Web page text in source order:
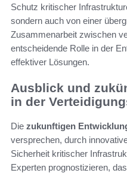
Schutz kritischer
sondern auch von einer
Zusammenarbeit zwischen
entscheidende Rolle in der
effektiver Lösungen.
Ausblick und
in der
Die zukunftigen
versprechen, durch
Sicherheit kritischer
Experten prognostizieren,